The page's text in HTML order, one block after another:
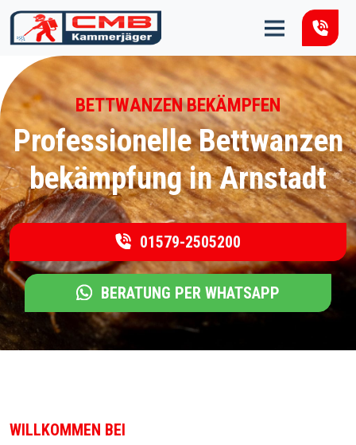
Zum Inhalt springen
BETTWANZEN BEKÄMPFEN
Professionelle Bettwanzen
bekämpfung in Arnstadt
01579-2505200
BERATUNG PER WHATSAPP
WILLKOMMEN BEI